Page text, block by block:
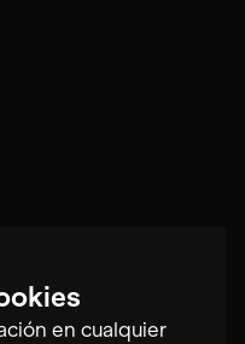
en cualquier